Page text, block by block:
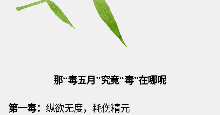
那“毒五月”究竟“毒”在哪呢
第一毒：纵欲无度，耗伤精元